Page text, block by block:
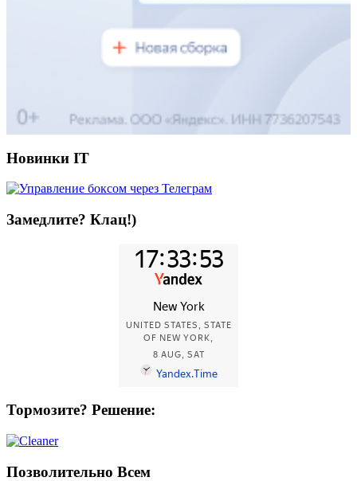
Новинки IT
Замедлите? Клац!)
Тормозите? Решение:
Позволительно Всем